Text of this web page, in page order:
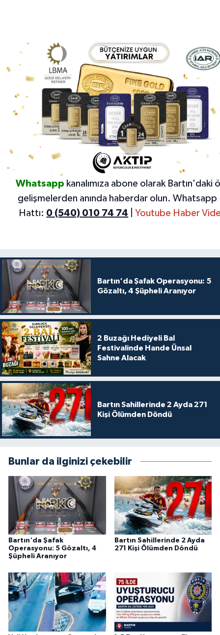
Whatsapp kanalımıza abone olarak Bartın'daki
gelişmelerden anında haberdar olun. Whatsapp
Hattı: 0 (540) 010 74 74 |Youtube Haber
Bartın'da Şafak Operasyonu: 5
Gözaltı, 4 Şüpheli Aranıyor
2 Buzağı Hediyeli Bal
Festivalinde Hande Ünsal
Sahne Alacak
Bartın Sahillerinde 2 Ayda 271
Kişi Ölümden Döndü
Bunlar da ilginizi çekebilir
Bartın'da Şafak
Operasyonu: 5 Gözaltı, 4
Şüpheli Aranıyor
Bartın Sahillerinde 2 Ayda
271 Kişi Ölümden Döndü